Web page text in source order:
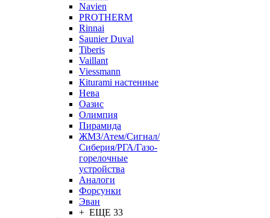
Navien
PROTHERM
Rinnai
Saunier Duval
Tiberis
Vaillant
Viessmann
Кiturami настенные
Нева
Оазис
Олимпия
Пирамида
ЖМЗ/Атем/Сигнал/
Сиберия/РГА/Газо-
горелочные
устройства
Aналоги
Форсунки
Эван
+ ЕЩЕ 33